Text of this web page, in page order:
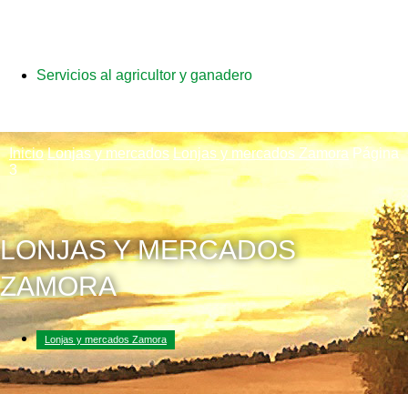
Servicios al agricultor y ganadero
Inicio Lonjas y mercados Lonjas y mercados Zamora Página
3
LONJAS Y MERCADOS
ZAMORA
Lonjas y mercados Zamora